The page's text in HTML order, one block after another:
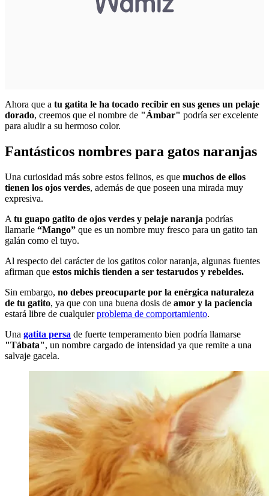
Ahora que a tu gatita le ha tocado recibir en sus genes un pelaje
dorado, creemos que el nombre de "Ámbar" podría ser excelente
para aludir a su hermoso color.
Fantásticos nombres para gatos naranjas
Una curiosidad más sobre estos felinos, es que muchos de ellos
tienen los ojos verdes, además de que poseen una mirada muy
expresiva.
A tu guapo gatito de ojos verdes y pelaje naranja podrías
llamarle “Mango” que es un nombre muy fresco para un gatito tan
galán como el tuyo.
Al respecto del carácter de los gatitos color naranja, algunas fuentes
afirman que estos michis tienden a ser testarudos y rebeldes.
Sin embargo, no debes preocuparte por la enérgica naturaleza
de tu gatito, ya que con una buena dosis de amor y la paciencia
estará libre de cualquierproblema de comportamiento.
Una gatita persa de fuerte temperamento bien podría llamarse
"Tábata", un nombre cargado de intensidad ya que remite a una
salvaje gacela.